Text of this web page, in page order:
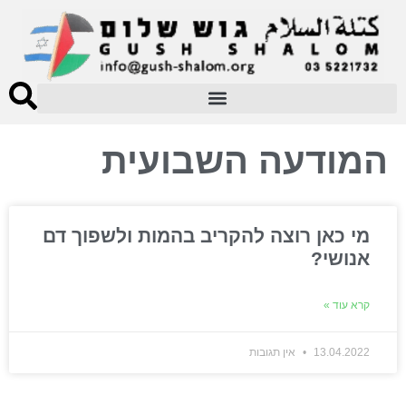
המודעה השבועית
מי כאן רוצה להקריב בהמות ולשפוך דם
אנושי?
קרא עוד »
13.04.2022 אין תגובות